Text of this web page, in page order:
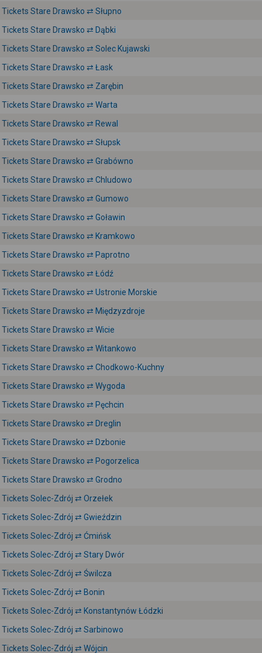
Tickets Stare Drawsko ⇄ Słupno
Tickets Stare Drawsko ⇄ Dąbki
Tickets Stare Drawsko ⇄ Solec Kujawski
Tickets Stare Drawsko ⇄ Łask
Tickets Stare Drawsko ⇄ Zarębin
Tickets Stare Drawsko ⇄ Warta
Tickets Stare Drawsko ⇄ Rewal
Tickets Stare Drawsko ⇄ Słupsk
Tickets Stare Drawsko ⇄ Grabówno
Tickets Stare Drawsko ⇄ Chludowo
Tickets Stare Drawsko ⇄ Gumowo
Tickets Stare Drawsko ⇄ Goławin
Tickets Stare Drawsko ⇄ Kramkowo
Tickets Stare Drawsko ⇄ Paprotno
Tickets Stare Drawsko ⇄ Łódź
Tickets Stare Drawsko ⇄ Ustronie Morskie
Tickets Stare Drawsko ⇄ Międzyzdroje
Tickets Stare Drawsko ⇄ Wicie
Tickets Stare Drawsko ⇄ Witankowo
Tickets Stare Drawsko ⇄ Chodkowo-Kuchny
Tickets Stare Drawsko ⇄ Wygoda
Tickets Stare Drawsko ⇄ Pęchcin
Tickets Stare Drawsko ⇄ Dreglin
Tickets Stare Drawsko ⇄ Dzbonie
Tickets Stare Drawsko ⇄ Pogorzelica
Tickets Stare Drawsko ⇄ Grodno
Tickets Solec-Zdrój ⇄ Orzełek
Tickets Solec-Zdrój ⇄ Gwieździn
Tickets Solec-Zdrój ⇄ Ćmińsk
Tickets Solec-Zdrój ⇄ Stary Dwór
Tickets Solec-Zdrój ⇄ Świlcza
Tickets Solec-Zdrój ⇄ Bonin
Tickets Solec-Zdrój ⇄ Konstantynów Łódzki
Tickets Solec-Zdrój ⇄ Sarbinowo
Tickets Solec-Zdrój ⇄ Wójcin